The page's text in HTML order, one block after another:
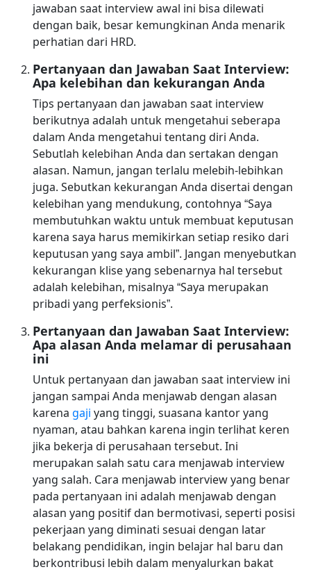
jawaban saat interview awal ini bisa dilewati
dengan baik, besar kemungkinan Anda menarik
perhatian dari HRD.
Pertanyaan dan Jawaban Saat Interview:
Apa kelebihan dan kekurangan Anda
Tips pertanyaan dan jawaban saat interview
berikutnya adalah untuk mengetahui seberapa
dalam Anda mengetahui tentang diri Anda.
Sebutlah kelebihan Anda dan sertakan dengan
alasan. Namun, jangan terlalu melebih-lebihkan
juga. Sebutkan kekurangan Anda disertai dengan
kelebihan yang mendukung, contohnya “Saya
membutuhkan waktu untuk membuat keputusan
karena saya harus memikirkan setiap resiko dari
keputusan yang saya ambil”. Jangan menyebutkan
kekurangan klise yang sebenarnya hal tersebut
adalah kelebihan, misalnya “Saya merupakan
pribadi yang perfeksionis”.
Pertanyaan dan Jawaban Saat Interview:
Apa alasan Anda melamar di perusahaan
ini
Untuk pertanyaan dan jawaban saat interview ini
jangan sampai Anda menjawab dengan alasan
karena gaji yang tinggi, suasana kantor yang
nyaman, atau bahkan karena ingin terlihat keren
jika bekerja di perusahaan tersebut. Ini
merupakan salah satu cara menjawab interview
yang salah. Cara menjawab interview yang benar
pada pertanyaan ini adalah menjawab dengan
alasan yang positif dan bermotivasi, seperti posisi
pekerjaan yang diminati sesuai dengan latar
belakang pendidikan, ingin belajar hal baru dan
berkontribusi lebih dalam menyalurkan bakat